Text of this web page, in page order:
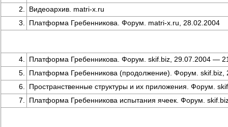
2.
Видеоархив. matri-x.ru
3.
Платформа Гребенникова. Форум. matri-x.ru, 28.02.2004
4.
Платформа Гребенникова. Форум. skif.biz, 29.07.2004 —
5.
Платформа Гребенникова (продолжение). Форум. skif.biz,
6.
Пространственные структуры и их приложения. Форум.
7.
Платформа Гребенникова испытания ячеек. Форум.